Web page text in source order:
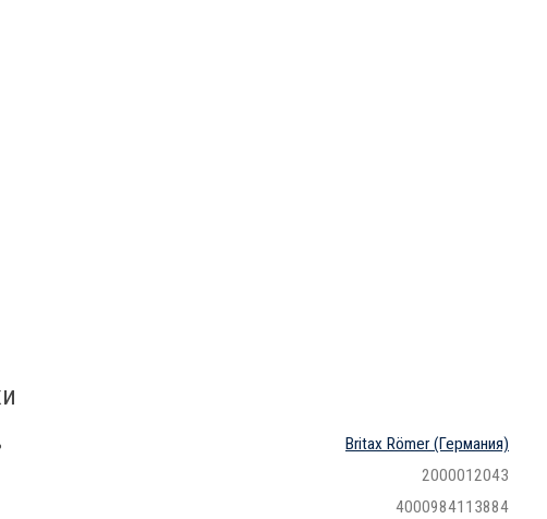
Britax Römer(Германия)
2000012043
4000984113884